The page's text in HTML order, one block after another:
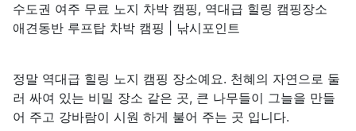
수도권 여주 무료 노지 차박 캠핑, 역대급 힐링 캠핑장소
애견동반 루프탑 차박 캠핑 | 낚시포인트
정말 역대급 힐링 노지 캠핑 장소예요. 천혜의 자연으로 둘
러 싸여 있는 비밀 장소 같은 곳, 큰 나무들이 그늘을 만들
어 주고 강바람이 시원 하게 불어 주는 곳 입니다.